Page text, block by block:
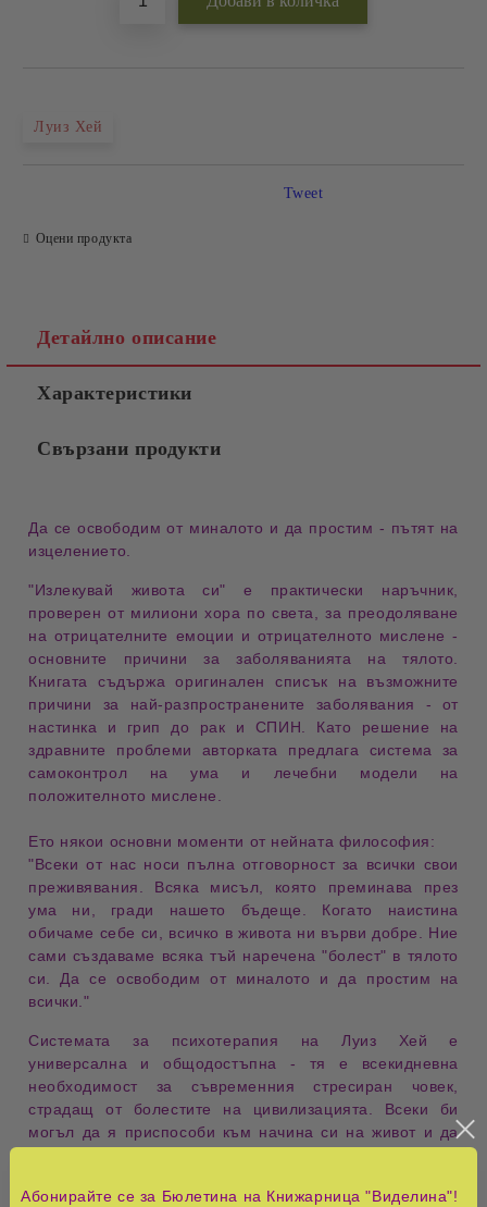
Луиз Хей
Оцени продукта
Tweet
Детайлно описание
Характеристики
Свързани продукти
Да се освободим от миналото и да простим - пътят на
изцелението.
"Излекувай живота си" е практически наръчник
проверен от милиони хора по света, за преодоляване
на отрицателните емоции и отрицателното мислене -
основните причини за заболяванията на тялото.
Книгата съдържаоригинален списък на възможните
причини за най-разпространените заболявания
- от
настинка и грип до рак и СПИН. Като решение на
здравните проблеми авторката предлага система за
самоконтрол на ума и лечебни модели на
положителното мислене.
Ето някои основни моменти от нейната философия:
"Всеки от нас носи пълна отговорност за всички свои
преживявания. Всяка мисъл, която преминава през
ума ни, гради нашето бъдеще. Когато наистина
обичаме себе си, всичко в живота ни върви добре. Ние
сами създаваме всяка тъй наречена "болест" в тялото
си. Да се освободим от миналото и да простим на
всички."
Системата за психотерапия на Луиз Хей е
универсална и общодостъпна - тя е всекидневна
необходимост за съвременния стресиран човек,
страдащ от болестите на цивилизацията. Всеки би
могъл да я приспособи към начина си на живот и да
Абонирайте се за Бюлетина на Книжарница "Виделина"!